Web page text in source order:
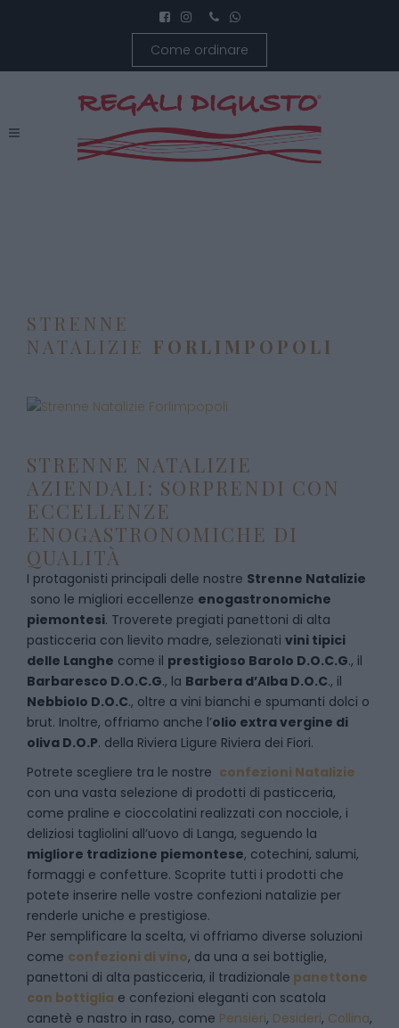
Come ordinare
STRENNE
NATALIZIE FORLIMPOPOLI
STRENNE NATALIZIE
AZIENDALI: SORPRENDI CON
ECCELLENZE
ENOGASTRONOMICHE DI
QUALITÀ
I protagonisti principali delle nostre Strenne Natalizie
sono le migliori eccellenze enogastronomiche
piemontesi. Troverete pregiati panettoni di alta
pasticceria con lievito madre, selezionati vini tipici
delle Langhe come il prestigioso Barolo D.O.C.G., il
Barbaresco D.O.C.G., la Barbera d’Alba D.O.C., il
Nebbiolo D.O.C., oltre a vini bianchi e spumanti dolci o
brut. Inoltre, offriamo anche l’olio extra vergine di
oliva D.O.P. della Riviera Ligure Riviera dei Fiori.
Potrete scegliere tra le nostre confezioni Natalizie
con una vasta selezione di prodotti di pasticceria,
come praline e cioccolatini realizzati con nocciole, i
deliziosi tagliolini all’uovo di Langa, seguendo la
migliore tradizione piemontese, cotechini, salumi,
formaggi e confetture. Scoprite tutti i prodotti che
potete inserire nelle vostre confezioni natalizie per
renderle uniche e prestigiose.
Per semplificare la scelta, vi offriamo diverse soluzioni
come confezioni di vino, da una a sei bottiglie,
panettoni di alta pasticceria, il tradizionale panettone
con bottiglia e confezioni eleganti con scatola
canetè e nastro in raso, come Pensieri, Desideri, Collina,